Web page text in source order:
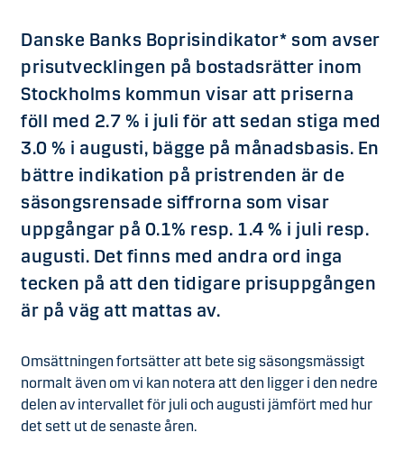
Danske Banks Boprisindikator* som avser
prisutvecklingen på bostadsrätter inom
Stockholms kommun visar att priserna
föll med 2.7 % i juli för att sedan stiga med
3.0 % i augusti, bägge på månadsbasis. En
bättre indikation på pristrenden är de
säsongsrensade siffrorna som visar
uppgångar på 0.1% resp. 1.4 % i juli resp.
augusti. Det finns med andra ord inga
tecken på att den tidigare prisuppgången
är på väg att mattas av.
Omsättningen fortsätter att bete sig säsongsmässigt
normalt även om vi kan notera att den ligger i den nedre
delen av intervallet för juli och augusti jämfört med hur
det sett ut de senaste åren.